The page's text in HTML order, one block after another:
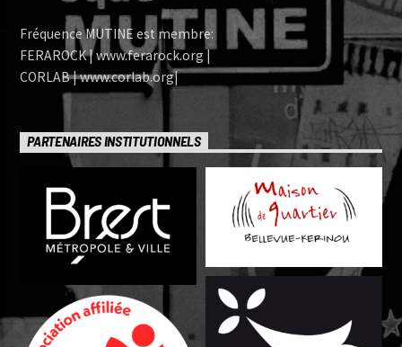
Fréquence MUTINE est membre:
FERAROCK | www.ferarock.org |
CORLAB | www.corlab.org|
PARTENAIRES INSTITUTIONNELS